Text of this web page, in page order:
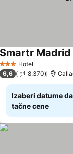
3 Zvezdice
Hotel
Smartr Madrid
6,6 8.370
Izaberi datume
tačne cene